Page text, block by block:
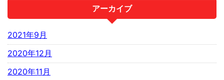
アーカイブ
2021年9月
2020年12月
2020年11月